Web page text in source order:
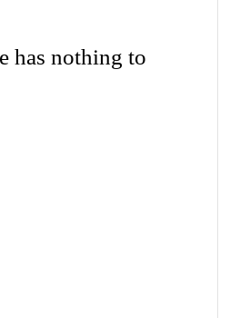
has nothing to